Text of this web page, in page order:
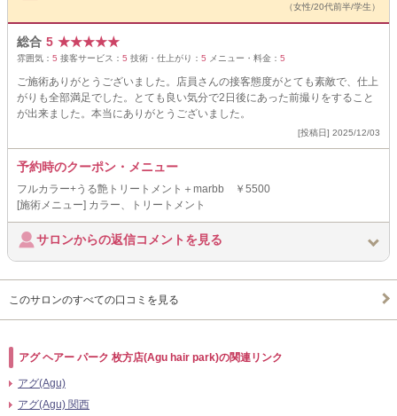
（女性/20代前半/学生）
総合 5 ★★★★★
雰囲気： 5 接客サービス： 5 技術・仕上がり： 5 メニュー・料金： 5
ご施術ありがとうございました。店員さんの接客態度がとても素敵で、仕上
がりも全部満足でした。とても良い気分で2日後にあった前撮りをすること
が出来ました。本当にありがとうございました。
[投稿日] 2025/12/03
予約時のクーポン・メニュー
フルカラー+うる艶トリートメント＋marbb ￥5500
[施術メニュー] カラー、トリートメント
サロンからの返信コメントを見る
このサロンのすべての口コミを見る
アグ ヘアー パーク 枚方店(Agu hair park)の関連リンク
アグ(Agu)
アグ(Agu) 関西